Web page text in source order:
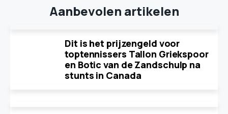
Aanbevolen artikelen
Dit is het prijzengeld voor
toptennissers Tallon Griekspoor
en Botic van de Zandschulp na
stunts in Canada